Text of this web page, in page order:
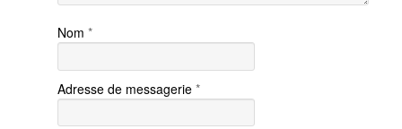
Nom *
Adresse de messagerie *